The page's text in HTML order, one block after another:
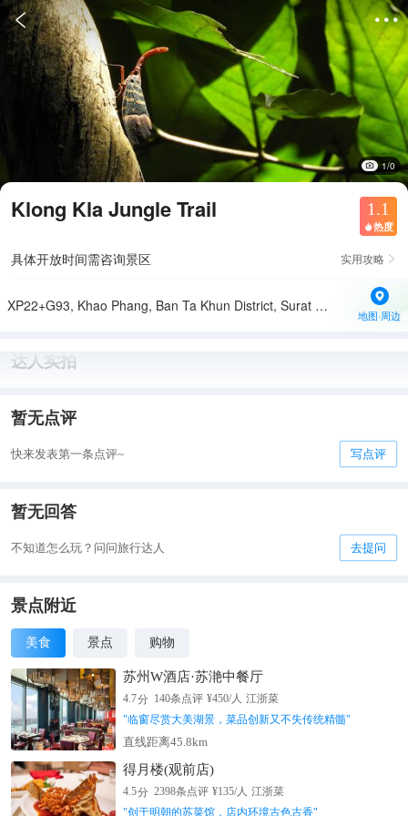
 
1/0
Klong Kla Jungle Trail 1.1
 热度
具体开放时间需咨询景区 实用攻略 
XP22+G93, Khao Phang, Ban Ta Khun District, Surat Thani 84230, Thailand
地图·周边
达人实拍
暂无点评
快来发表第一条点评~ 写点评
暂无回答
不知道怎么玩？问问旅行达人 去提问
景点附近
美食 景点 购物
苏州W酒店·苏滟中餐厅
4.7分 140条点评 ¥450/人 江浙菜
"临窗尽赏大美湖景，菜品创新又不失传统精髓"
直线距离45.8km
得月楼(观前店)
4.5分 2398条点评 ¥135/人 江浙菜
"创于明朝的苏菜馆，店内环境古色古香"